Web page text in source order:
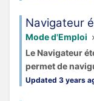
Navigateur
Mode d'Emploi
Le Navigateur
permet de
Updated 3 years